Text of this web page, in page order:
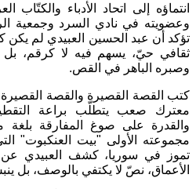
وعضويته في نادي السرد وجمعية
تؤكد أن عبد الحسين العبيدي لم يكن
ثقافي حيّ، يسهم فيه لا كرقم، بل
وصبره الباهر في القص.
كتب القصة القصيرة والقصة
معترك صعب يتطلّب براعة
والقدرة على صوغ المفارقة بلغة
تموز في سوريا، كشف العبيدي
الأعماق، نصّ لا يكتفي بالوصف، بل